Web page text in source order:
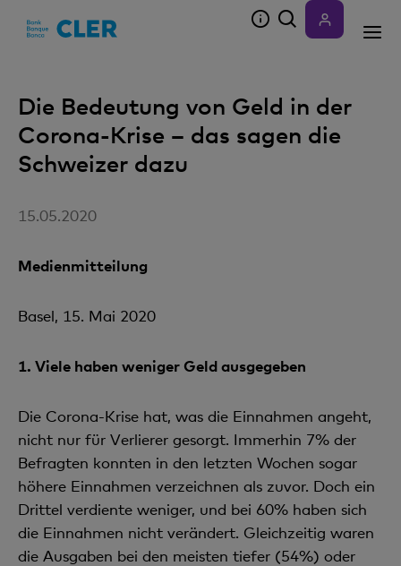
Die Bedeutung von Geld in der
Corona-Krise – das sagen die
Schweizer dazu
15.05.2020
Medienmitteilung
Basel, 15. Mai 2020
1. Viele haben weniger Geld ausgegeben
Die Corona-Krise hat, was die Einnahmen angeht,
nicht nur für Verlierer gesorgt. Immerhin 7% der
Befragten konnten in den letzten Wochen sogar
höhere Einnahmen verzeichnen als zuvor. Doch ein
Drittel verdiente weniger, und bei 60% haben sich
die Einnahmen nicht verändert. Gleichzeitig waren
die Ausgaben bei den meisten tiefer (54%) oder